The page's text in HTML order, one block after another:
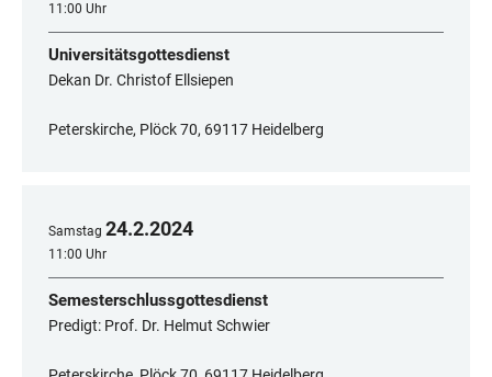
11:00 Uhr
Universitätsgottesdienst
Dekan Dr. Christof Ellsiepen
Peterskirche, Plöck 70, 69117 Heidelberg
Samstag 24.2.2024
11:00 Uhr
Semesterschlussgottesdienst
Predigt: Prof. Dr. Helmut Schwier